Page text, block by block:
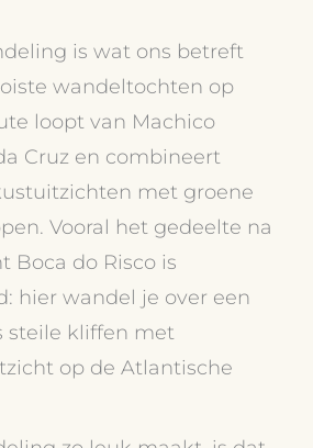
is wat ons betreft
wandeltochten op
loopt van Machico
Cruz en combineert
met groene
Vooral het gedeelte na
Boca do Risco is
hier wandel je over een
steile kliffen met
op de Atlantische